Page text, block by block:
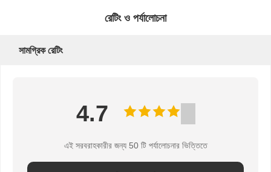
রেটিং ও পর্যালোচনা
সামগ্রিক রেটিং
4.7
এই সরবরাহকারীর জন্য 50 টি পর্যালোচনার ভিত্তিতে